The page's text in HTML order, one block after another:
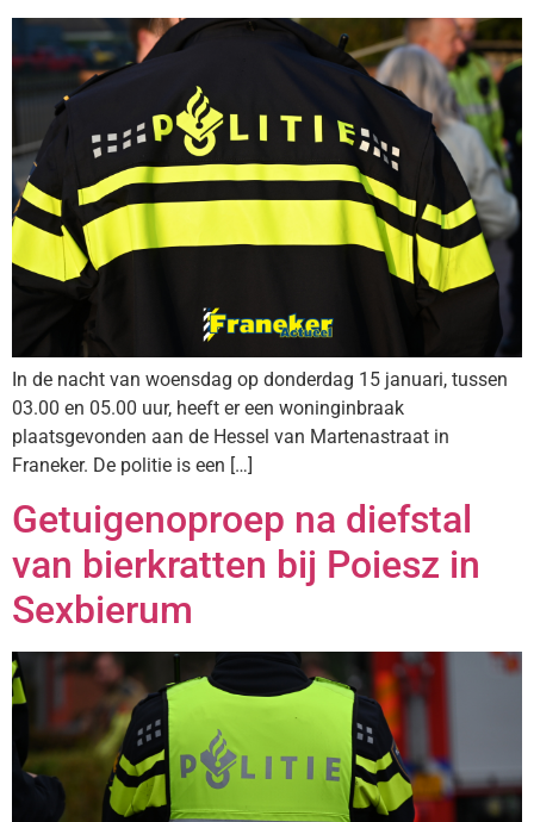
In de nacht van woensdag op donderdag 15 januari, tussen
03.00 en 05.00 uur, heeft er een woninginbraak
plaatsgevonden aan de Hessel van Martenastraat in
Franeker. De politie is een […]
Getuigenoproep na diefstal
van bierkratten bij Poiesz in
Sexbierum